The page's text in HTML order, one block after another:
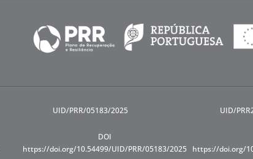
UID/PRR/05183/2025
DOI
https://doi.org/10.54499/UID/PRR/05183/2025
UID/
https://doi.org/